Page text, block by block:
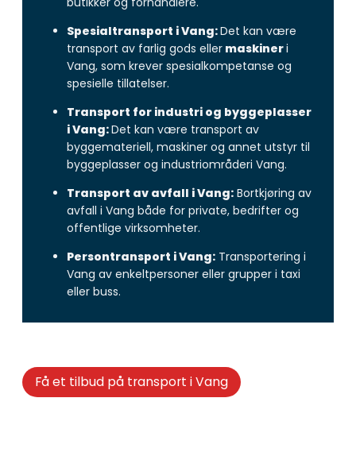
Spesialtransport i Vang:Det kan være
transport av farlig gods eller maskineri
Vang, som krever spesialkompetanse og
spesielle tillatelser.
Transport for industri og byggeplasser
i Vang:Det kan være transport av
byggemateriell, maskiner og annet utstyr til
byggeplasser og industriområderi Vang.
Transport av avfall i Vang: Bortkjøring av
avfall i Vang både for private, bedrifter og
offentlige virksomheter.
Persontransport i Vang: Transportering i
Vang av enkeltpersoner eller grupper i taxi
eller buss.
Få et tilbud på transport i Vang